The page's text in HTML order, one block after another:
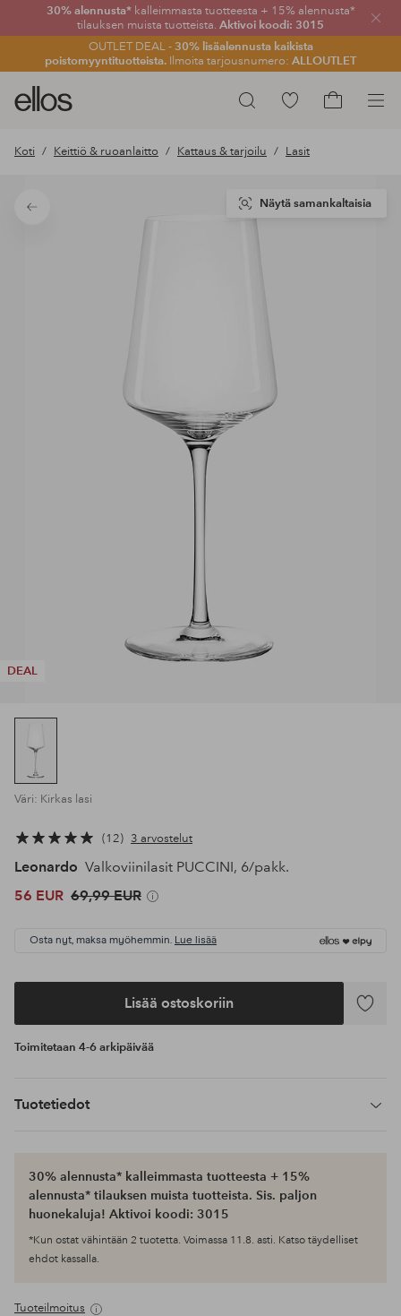
30% alennusta*kalleimmasta tuotteesta + 15% alennusta*
tilauksen muista tuotteista. Aktivoi koodi: 3015
OUTLET DEAL -30% lisäalennusta kaikista
poistomyyntituotteista. Ilmoita tarjousnumero: ALLOUTLET
Sulje
Hae
Ellos-
logo
siirry
Siirry
Koti Keittiö & ruoanlaitto Kattaus & tarjoilu Lasit
Takaisin
DEAL
Näytä samankaltaisia
Väri: Kirkas lasi
12 3 arvostelut
Leonardo Valkoviinilasit PUCCINI, 6/pakk.
56 EUR 69,99 EUR
Osta nyt, maksa myöhemmin. Lue lisää
Lisää ostoskoriin
Lisää
Toimitetaan 4-6 arkipäivää
Tuotetiedot
30% alennusta* kalleimmasta tuotteesta + 15%
alennusta* tilauksen muista tuotteista. Sis. paljon
huonekaluja! Aktivoi koodi: 3015
*Kun ostat vähintään 2 tuotetta. Voimassa 11.8. asti. Katso täydelliset
ehdot kassalla.
Tuoteilmoitus